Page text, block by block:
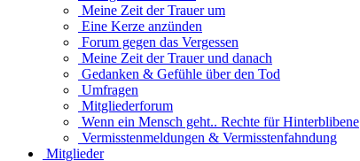
Meine Zeit der Trauer um
Eine Kerze anzünden
Forum gegen das Vergessen
Meine Zeit der Trauer und danach
Gedanken & Gefühle über den Tod
Umfragen
Mitgliederforum
Wenn ein Mensch geht.. Rechte für Hinterblibene
Vermisstenmeldungen & Vermisstenfahndung
Mitglieder